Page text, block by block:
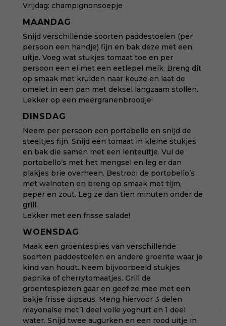
Vrijdag: champignonsoepje
MAANDAG
Snijd verschillende soorten paddestoelen (per
persoon een handje) fijn en bak deze met een
uitje. Voeg wat stukjes tomaat toe en per
persoon een ei met een eetlepel melk. Breng dit
op smaak met kruiden naar keuze en laat de
omelet in een pan met deksel langzaam stollen.
Lekker op een meergranenbroodje!
DINSDAG
Neem per persoon een portobello en snijd de
steeltjes fijn. Snijd een tomaat in kleine stukjes
en bak die samen met een lenteuitje. Vul de
portobello’s met het mengsel en leg er dan
plakjes brie overheen. Bestrooi de portobello’s
met walnoten en breng op smaak met tijm,
peper en zout. Leg ze dan tien minuten onder de
grill.
Lekker met een frisse salade!
WOENSDAG
Maak een groentespies van verschillende
soorten paddestoelen en andere groente waar je
kind van houdt. Neem bijvoorbeeld stukjes
paprika of cherrytomaatjes. Grill de
groentespiezen gaar en geef ze mee met een
bakje frisse dipsaus. Meng hiervoor 3 delen
mayonaise met 1 deel volle yoghurt en 1 deel
water. Snijd twee augurken en een rood uitje in